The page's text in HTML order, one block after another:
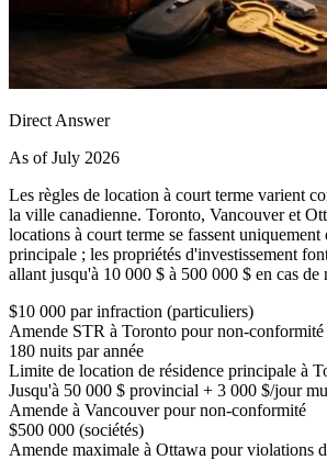
Direct Answer
As of July 2026
Les règles de location à court terme varient
la ville canadienne. Toronto, Vancouver et
locations à court terme se fassent uniquement
principale ; les propriétés d'investissement
allant jusqu'à 10 000 $ à 500 000 $ en cas de
$10 000 par infraction (particuliers)
Amende STR à Toronto pour non-conformité
180 nuits par année
Limite de location de résidence principale à
Jusqu'à 50 000 $ provincial + 3 000 $/jour
Amende à Vancouver pour non-conformité
$500 000 (sociétés)
Amende maximale à Ottawa pour violations